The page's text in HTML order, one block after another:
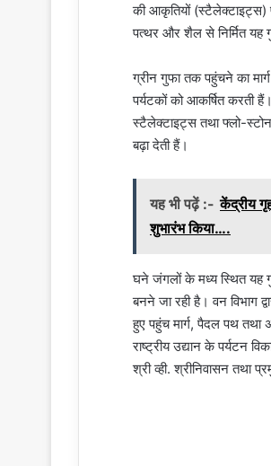
की आकृतियों (स्टैलेक्टाइट्स)
पत्थर और शैल से निर्मित यह
ग्रीन गुफा तक पहुंचने का
पर्यटकों को आकर्षित करती
स्टैलेक्टाइट्स तथा फ्लो-
बढ़ा देती हैं।
यह भी पढ़ें :- केंद्रीय
शुभारंभ किया….
घने जंगलों के मध्य स्थित यह
बनने जा रही है। वन विभाग
हुए पहुंच मार्ग, पैदल पथ तथा
राष्ट्रीय उद्यान के पर्यटन
श्री व्ही. श्रीनिवासन तथा